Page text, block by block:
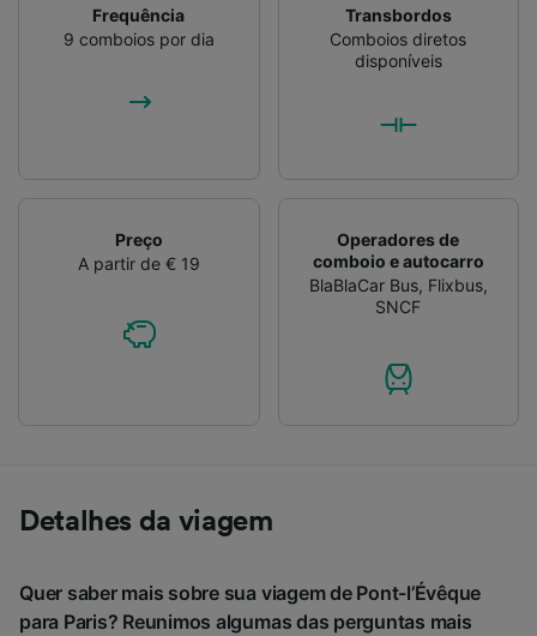
Frequência
9 comboios por dia
Transbordos
Comboios diretos
disponíveis
Preço
A partir de € 19
Operadores de
comboio e autocarro
BlaBlaCar Bus, Flixbus,
SNCF
Detalhes da viagem
Quer saber mais sobre sua viagem de Pont-l’Évêque
para Paris? Reunimos algumas das perguntas mais